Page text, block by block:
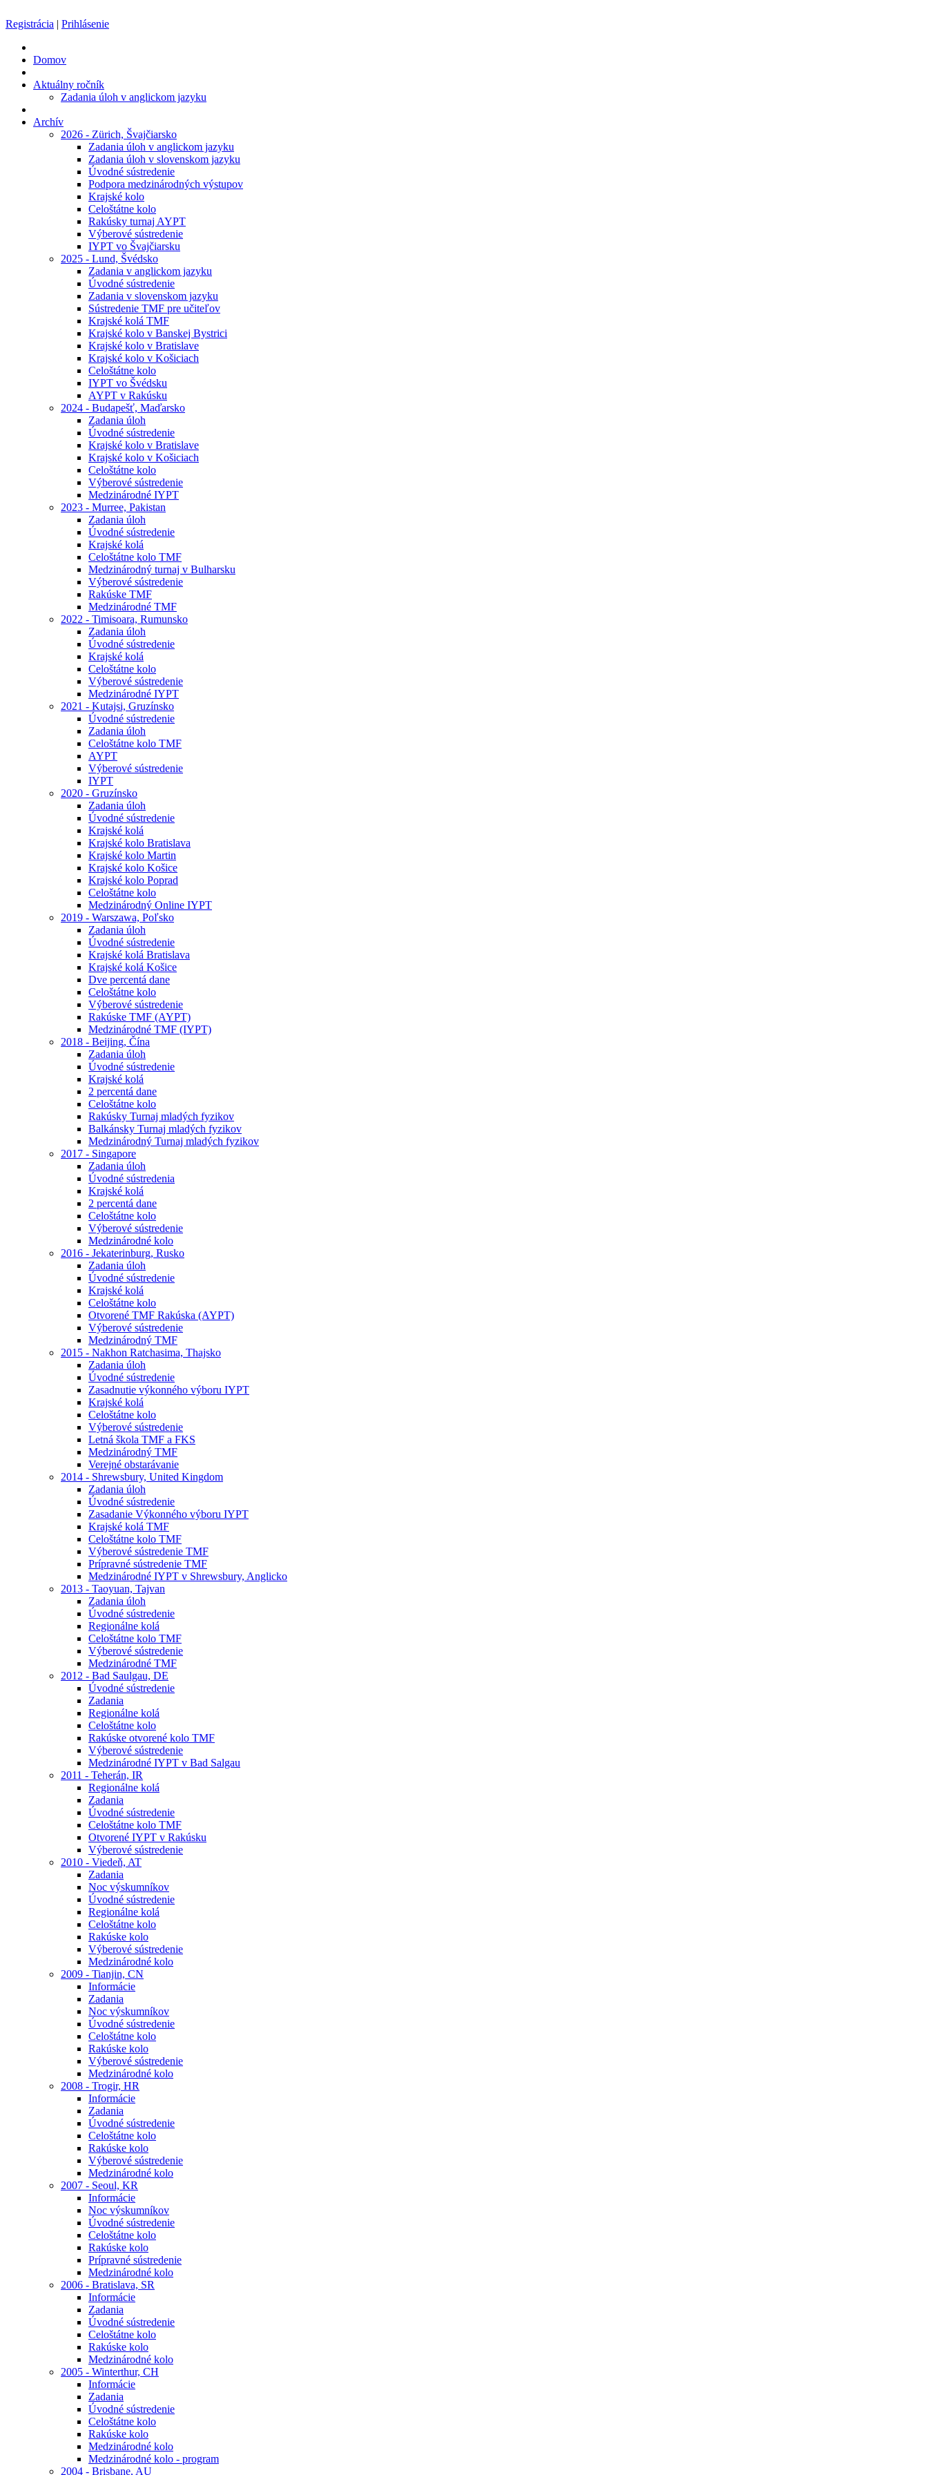
Registrácia | Prihlásenie
Domov
Aktuálny ročník
Zadania úloh v anglickom jazyku
Archív
2026 - Zürich, Švajčiarsko
Zadania úloh v anglickom jazyku
Zadania úloh v slovenskom jazyku
Úvodné sústredenie
Podpora medzinárodných výstupov
Krajské kolo
Celoštátne kolo
Rakúsky turnaj AYPT
Výberové sústredenie
IYPT vo Švajčiarsku
2025 - Lund, Švédsko
Zadania v anglickom jazyku
Úvodné sústredenie
Zadania v slovenskom jazyku
Sústredenie TMF pre učiteľov
Krajské kolá TMF
Krajské kolo v Banskej Bystrici
Krajské kolo v Bratislave
Krajské kolo v Košiciach
Celoštátne kolo
IYPT vo Švédsku
AYPT v Rakúsku
2024 - Budapešť, Maďarsko
Zadania úloh
Úvodné sústredenie
Krajské kolo v Bratislave
Krajské kolo v Košiciach
Celoštátne kolo
Výberové sústredenie
Medzinárodné IYPT
2023 - Murree, Pakistan
Zadania úloh
Úvodné sústredenie
Krajské kolá
Celoštátne kolo TMF
Medzinárodný turnaj v Bulharsku
Výberové sústredenie
Rakúske TMF
Medzinárodné TMF
2022 - Timisoara, Rumunsko
Zadania úloh
Úvodné sústredenie
Krajské kolá
Celoštátne kolo
Výberové sústredenie
Medzinárodné IYPT
2021 - Kutajsi, Gruzínsko
Úvodné sústredenie
Zadania úloh
Celoštátne kolo TMF
AYPT
Výberové sústredenie
IYPT
2020 - Gruzínsko
Zadania úloh
Úvodné sústredenie
Krajské kolá
Krajské kolo Bratislava
Krajské kolo Martin
Krajské kolo Košice
Krajské kolo Poprad
Celoštátne kolo
Medzinárodný Online IYPT
2019 - Warszawa, Poľsko
Zadania úloh
Úvodné sústredenie
Krajské kolá Bratislava
Krajské kolá Košice
Dve percentá dane
Celoštátne kolo
Výberové sústredenie
Rakúske TMF (AYPT)
Medzinárodné TMF (IYPT)
2018 - Beijing, Čína
Zadania úloh
Úvodné sústredenie
Krajské kolá
2 percentá dane
Celoštátne kolo
Rakúsky Turnaj mladých fyzikov
Balkánsky Turnaj mladých fyzikov
Medzinárodný Turnaj mladých fyzikov
2017 - Singapore
Zadania úloh
Úvodné sústredenia
Krajské kolá
2 percentá dane
Celoštátne kolo
Výberové sústredenie
Medzinárodné kolo
2016 - Jekaterinburg, Rusko
Zadania úloh
Úvodné sústredenie
Krajské kolá
Celoštátne kolo
Otvorené TMF Rakúska (AYPT)
Výberové sústredenie
Medzinárodný TMF
2015 - Nakhon Ratchasima, Thajsko
Zadania úloh
Úvodné sústredenie
Zasadnutie výkonného výboru IYPT
Krajské kolá
Celoštátne kolo
Výberové sústredenie
Letná škola TMF a FKS
Medzinárodný TMF
Verejné obstarávanie
2014 - Shrewsbury, United Kingdom
Zadania úloh
Úvodné sústredenie
Zasadanie Výkonného výboru IYPT
Krajské kolá TMF
Celoštátne kolo TMF
Výberové sústredenie TMF
Prípravné sústredenie TMF
Medzinárodné IYPT v Shrewsbury, Anglicko
2013 - Taoyuan, Tajvan
Zadania úloh
Úvodné sústredenie
Regionálne kolá
Celoštátne kolo TMF
Výberové sústredenie
Medzinárodné TMF
2012 - Bad Saulgau, DE
Úvodné sústredenie
Zadania
Regionálne kolá
Celoštátne kolo
Rakúske otvorené kolo TMF
Výberové sústredenie
Medzinárodné IYPT v Bad Salgau
2011 - Teherán, IR
Regionálne kolá
Zadania
Úvodné sústredenie
Celoštátne kolo TMF
Otvorené IYPT v Rakúsku
Výberové sústredenie
2010 - Viedeň, AT
Zadania
Noc výskumníkov
Úvodné sústredenie
Regionálne kolá
Celoštátne kolo
Rakúske kolo
Výberové sústredenie
Medzinárodné kolo
2009 - Tianjin, CN
Informácie
Zadania
Noc výskumníkov
Úvodné sústredenie
Celoštátne kolo
Rakúske kolo
Výberové sústredenie
Medzinárodné kolo
2008 - Trogir, HR
Informácie
Zadania
Úvodné sústredenie
Celoštátne kolo
Rakúske kolo
Výberové sústredenie
Medzinárodné kolo
2007 - Seoul, KR
Informácie
Noc výskumníkov
Úvodné sústredenie
Celoštátne kolo
Rakúske kolo
Prípravné sústredenie
Medzinárodné kolo
2006 - Bratislava, SR
Informácie
Zadania
Úvodné sústredenie
Celoštátne kolo
Rakúske kolo
Medzinárodné kolo
2005 - Winterthur, CH
Informácie
Zadania
Úvodné sústredenie
Celoštátne kolo
Rakúske kolo
Medzinárodné kolo
Medzinárodné kolo - program
2004 - Brisbane, AU